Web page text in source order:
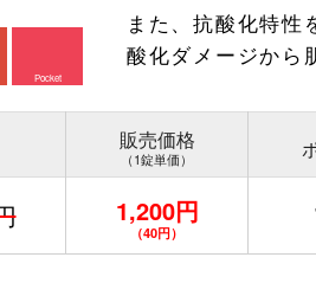
Pocket
また、抗酸化特性
酸化ダメージから
販売価格
（1錠単価）
1,200円
（40円）